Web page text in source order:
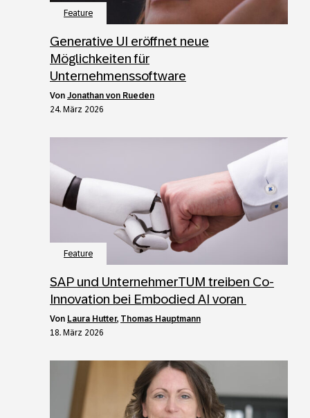
Feature
Generative UI eröffnet neue
Möglichkeiten für
Unternehmenssoftware
von Jonathan von Rueden
24. März 2026
Feature
SAP und UnternehmerTUM treiben Co-
Innovation bei Embodied AI voran
von Laura Hutter, Thomas Hauptmann
18. März 2026